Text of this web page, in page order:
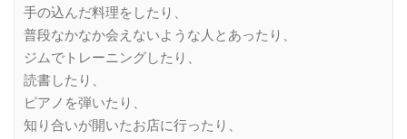
手の込んだ料理をしたり、
普段なかなか会えないような人とあったり、
ジムでトレーニングしたり、
読書したり、
ピアノを弾いたり、
知り合いが開いたお店に行ったり、